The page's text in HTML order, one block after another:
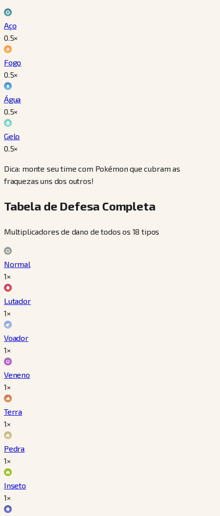
Aço
0.5×
Fogo
0.5×
Água
0.5×
Gelo
0.5×
Dica: monte seu time com Pokémon que cubram as
fraquezas uns dos outros!
Tabela de Defesa Completa
Multiplicadores de dano de todos os 18 tipos
Normal
1×
Lutador
1×
Voador
1×
Veneno
1×
Terra
1×
Pedra
1×
Inseto
1×